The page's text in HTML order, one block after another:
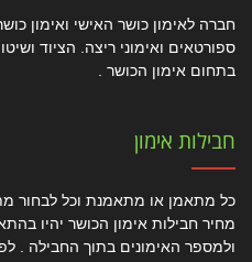
חברה לאימון כושר האישי ואימון
ספורטאים ואימוני ריצה. הציוד
בתחום אימון הכושר .
חבילות אימון
כל מתאמן או מתאמנת וכל לבחור
מחיר חבילות אימון הכושר יהיו
ולמספר האימונים בתוך החבילה . לפרטים